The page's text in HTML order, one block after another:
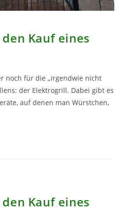
Kauf eines
noch für die „irgendwie nicht
der Elektrogrill. Dabei gibt es
auf denen man Würstchen,
Kauf eines